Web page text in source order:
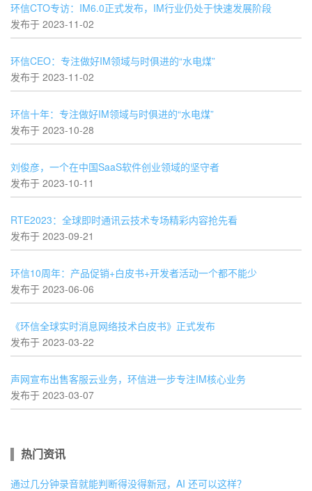
环信CTO专访：IM6.0正式发布，IM行业仍处于快速发展阶段
发布于 2023-11-02
环信CEO：专注做好IM领域与时俱进的“水电煤”
发布于 2023-11-02
环信十年：专注做好IM领域与时俱进的“水电煤”
发布于 2023-10-28
刘俊彦，一个在中国SaaS软件创业领域的坚守者
发布于 2023-10-11
RTE2023：全球即时通讯云技术专场精彩内容抢先看
发布于 2023-09-21
环信10周年：产品促销+白皮书+开发者活动一个都不能少
发布于 2023-06-06
《环信全球实时消息网络技术白皮书》正式发布
发布于 2023-03-22
声网宣布出售客服云业务，环信进一步专注IM核心业务
发布于 2023-03-07
热门资讯
通过几分钟录音就能判断得没得新冠，AI 还可以这样？